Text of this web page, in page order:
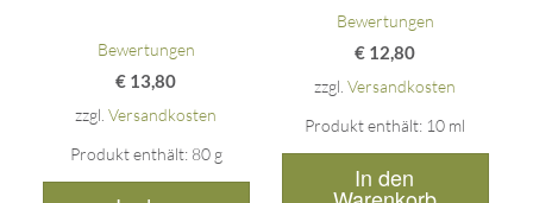
Bewertungen
€ 13,80
zzgl.Versandkosten
Produkt enthält: 80 g
Bewertungen
€ 12,80
zzgl.Versandkosten
Produkt enthält: 10 ml
In den